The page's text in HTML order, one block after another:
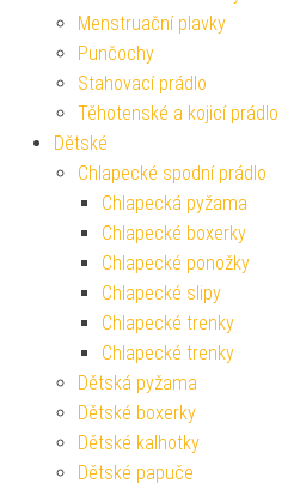
Menstruační plavky
Punčochy
Stahovací prádlo
Těhotenské a kojicí prádlo
Dětské
Chlapecké spodní prádlo
Chlapecká pyžama
Chlapecké boxerky
Chlapecké ponožky
Chlapecké slipy
Chlapecké trenky
Chlapecké trenky
Dětská pyžama
Dětské boxerky
Dětské kalhotky
Dětské papuče